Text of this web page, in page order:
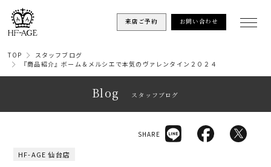
来店ご予約 お問い合わせ
TOP
スタッフブログ
『商品紹介』ボーム＆メルシエで本気のヴァレンタイン２０２４
Blog スタッフブログ
HF-AGE 仙台店
SHARE